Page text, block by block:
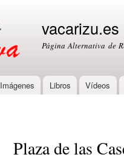
vacarizu.es
Página Alternativa de
Imágenes Libros Vídeos
Plaza de las